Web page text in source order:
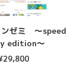
ンゼミ 〜speed
edition〜
29,800